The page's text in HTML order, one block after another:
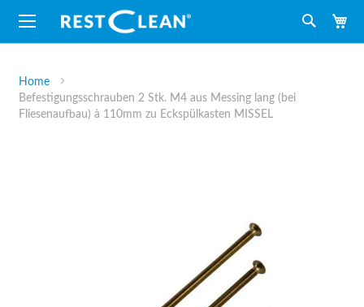
Suche
Home
Befestigungsschrauben 2 Stk. M4 aus Messing lang (bei
Fliesenaufbau) à 110mm zu Eckspülkasten MISSEL